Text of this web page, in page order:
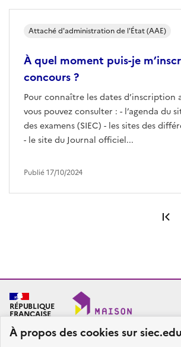
À propos des cookies sur
À quel moment puis-je
concours ?
Pour connaître les dates d’inscription
vous pouvez consulter : - l’agenda du
des examens (SIEC) - les sites des
- le site du Journal officiel...
Attaché d'administration de l'État (AAE)
Publié 17/10/2024
RÉPUBLIQUE
FRANÇAISE